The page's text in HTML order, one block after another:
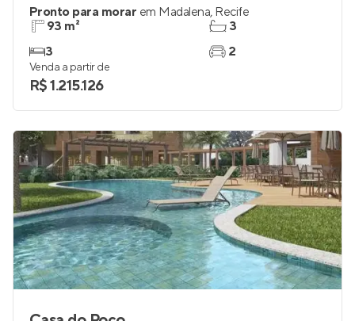
Pronto para morar em Madalena, Recife
93 m²
3
3
2
Venda a partir de
R$ 1.215.126